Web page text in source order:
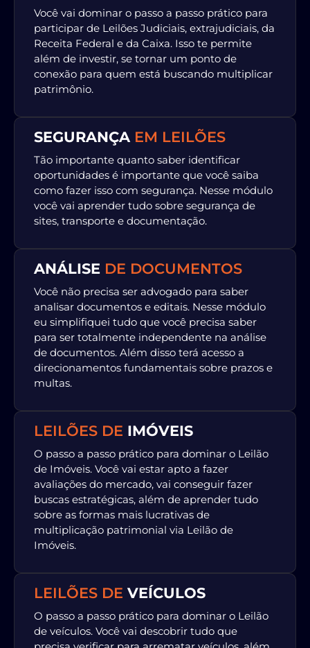
Você vai dominar o passo a passo prático para
participar de Leilões Judiciais, extrajudiciais, da
Receita Federal e da Caixa. Isso te permite
além de investir, se tornar um ponto de
conexão para quem está buscando multiplicar
patrimônio.
SEGURANÇA EM LEILÕES
Tão importante quanto saber identificar
oportunidades é importante que você saiba
como fazer isso com segurança. Nesse módulo
você vai aprender tudo sobre segurança de
sites, transporte e documentação.
ANÁLISE DE DOCUMENTOS
Você não precisa ser advogado para saber
analisar documentos e editais. Nesse módulo
eu simplifiquei tudo que você precisa saber
para ser totalmente independente na análise
de documentos. Além disso terá acesso a
direcionamentos fundamentais sobre prazos e
multas.
LEILÕES DE IMÓVEIS
O passo a passo prático para dominar o Leilão
de Imóveis. Você vai estar apto a fazer
avaliações do mercado, vai conseguir fazer
buscas estratégicas, além de aprender tudo
sobre as formas mais lucrativas de
multiplicação patrimonial via Leilão de
Imóveis.
LEILÕES DE VEÍCULOS
O passo a passo prático para dominar o Leilão
de veículos. Você vai descobrir tudo que